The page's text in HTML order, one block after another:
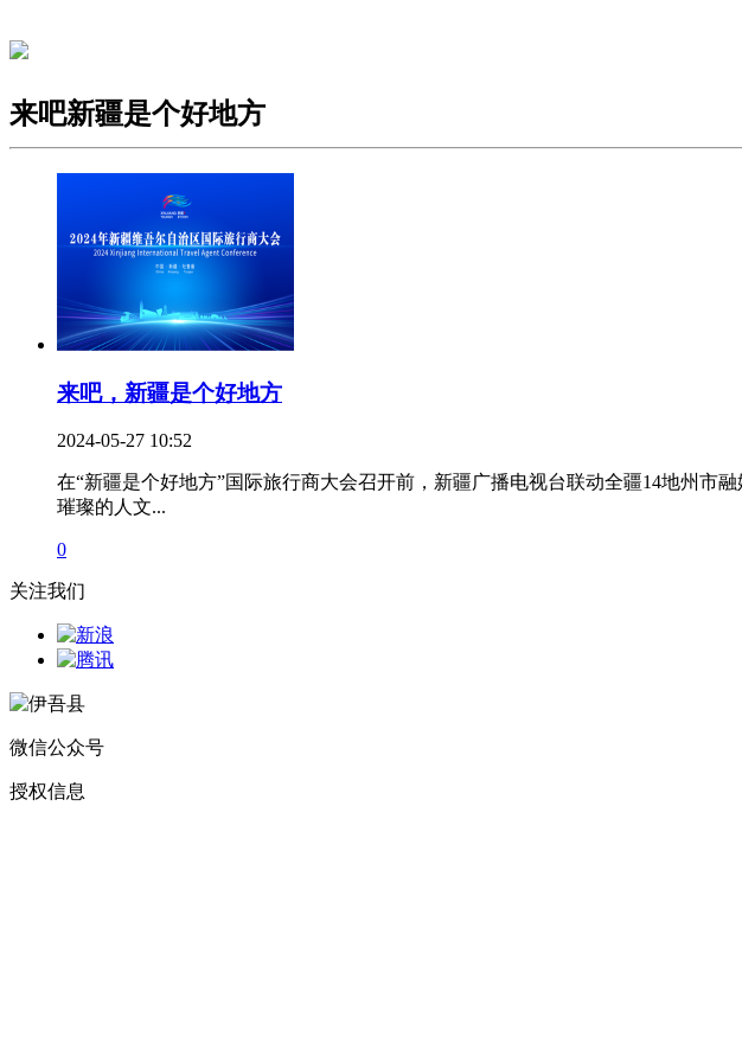
来吧新疆是个好地方
来吧，新疆是个好地方
2024-05-27 10:52
在“新疆是个好地方”国际旅行商大会召开前，新疆广播电视台联动全疆14地州市
璀璨的人文...
0
关注我们
微信公众号
授权信息